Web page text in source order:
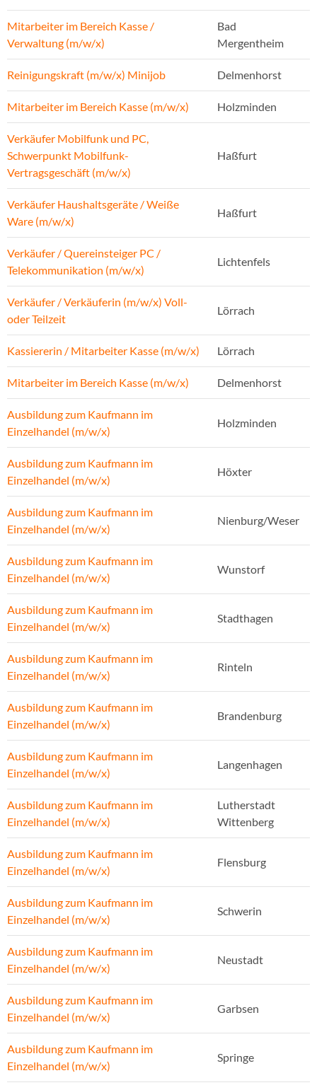
Mitarbeiter im Bereich Kasse /
Verwaltung (m/w/x)
Bad
Mergentheim
Reinigungskraft (m/w/x) Minijob Delmenhorst
Mitarbeiter im Bereich Kasse (m/w/x) Holzminden
Verkäufer Mobilfunk und PC,
Schwerpunkt Mobilfunk-
Vertragsgeschäft (m/w/x)
Haßfurt
Verkäufer Haushaltsgeräte / Weiße
Ware (m/w/x)
Haßfurt
Verkäufer / Quereinsteiger PC /
Telekommunikation (m/w/x)
Lichtenfels
Verkäufer / Verkäuferin (m/w/x) Voll-
oder Teilzeit
Lörrach
Kassiererin / Mitarbeiter Kasse (m/w/x) Lörrach
Mitarbeiter im Bereich Kasse (m/w/x) Delmenhorst
Ausbildung zum Kaufmann im
Einzelhandel (m/w/x)
Holzminden
Ausbildung zum Kaufmann im
Einzelhandel (m/w/x)
Höxter
Ausbildung zum Kaufmann im
Einzelhandel (m/w/x)
Nienburg/Weser
Ausbildung zum Kaufmann im
Einzelhandel (m/w/x)
Wunstorf
Ausbildung zum Kaufmann im
Einzelhandel (m/w/x)
Stadthagen
Ausbildung zum Kaufmann im
Einzelhandel (m/w/x)
Rinteln
Ausbildung zum Kaufmann im
Einzelhandel (m/w/x)
Brandenburg
Ausbildung zum Kaufmann im
Einzelhandel (m/w/x)
Langenhagen
Ausbildung zum Kaufmann im
Einzelhandel (m/w/x)
Lutherstadt
Wittenberg
Ausbildung zum Kaufmann im
Einzelhandel (m/w/x)
Flensburg
Ausbildung zum Kaufmann im
Einzelhandel (m/w/x)
Schwerin
Ausbildung zum Kaufmann im
Einzelhandel (m/w/x)
Neustadt
Ausbildung zum Kaufmann im
Einzelhandel (m/w/x)
Garbsen
Ausbildung zum Kaufmann im
Einzelhandel (m/w/x)
Springe